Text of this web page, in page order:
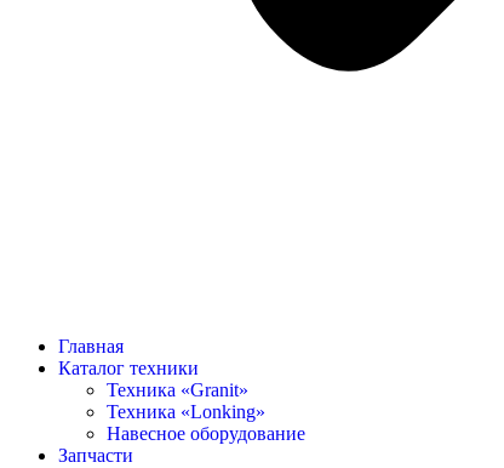
Главная
Каталог техники
Техника «Granit»
Техника «Lonking»
Навесное оборудование
Запчасти